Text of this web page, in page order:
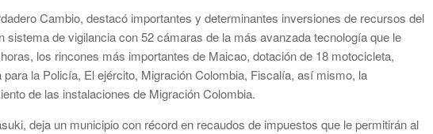
Cambio, destacó importantes y determinantes inversiones de recursos del
sistema de vigilancia con 52 cámaras de la más avanzada tecnología que le
los rincones más importantes de Maicao, dotación de 18 motocicleta,
la Policía, El ejército, Migración Colombia, Fiscalía, así mismo, la
de las instalaciones de Migración Colombia.
deja un municipio con récord en recaudos de impuestos que le permitirán al